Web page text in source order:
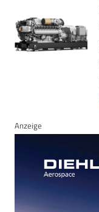
Anzeige